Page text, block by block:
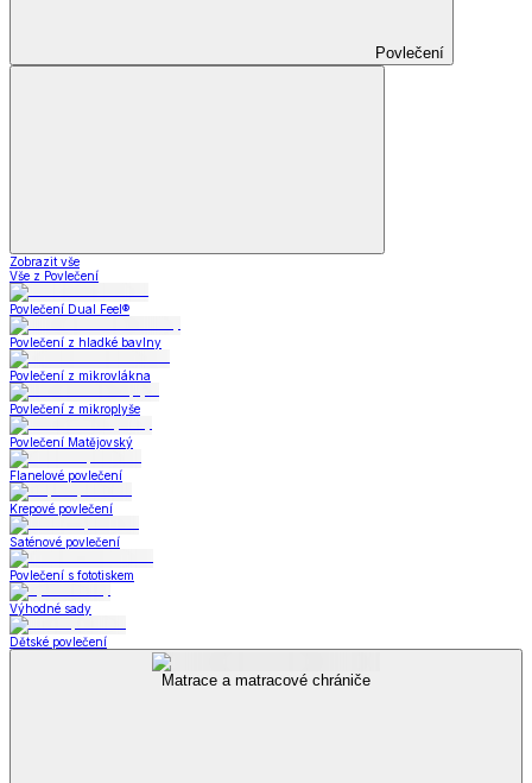
Povlečení
Zobrazit vše
Vše z Povlečení
Povlečení Dual Feel®
Povlečení z hladké bavlny
Povlečení z mikrovlákna
Povlečení z mikroplyše
Povlečení Matějovský
Flanelové povlečení
Krepové povlečení
Saténové povlečení
Povlečení s fototiskem
Výhodné sady
Dětské povlečení
Matrace a matracové chrániče